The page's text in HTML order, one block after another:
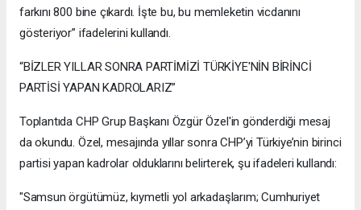
farkını 800 bine çıkardı. İşte bu, bu memleketin vicdanını
gösteriyor” ifadelerini kullandı.
“BİZLER YILLAR SONRA PARTİMİZİ TÜRKİYE'NİN BİRİNCİ
PARTİSİ YAPAN KADROLARIZ”
Toplantıda CHP Grup Başkanı Özgür Özel'in gönderdiği mesaj
da okundu. Özel, mesajında yıllar sonra CHP’yi Türkiye’nin birinci
partisi yapan kadrolar olduklarını belirterek, şu ifadeleri kullandı:
"Samsun örgütümüz, kıymetli yol arkadaşlarım; Cumhuriyet